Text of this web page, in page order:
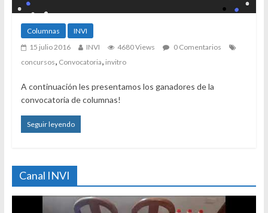
Columnas
INVI
15 julio 2016
INVI 4680 Views
0 Comentarios
concursos, Convocatoria, invitro
A continuación les presentamos los ganadores de la
convocatoria de columnas!
Seguir leyendo
Canal INVI